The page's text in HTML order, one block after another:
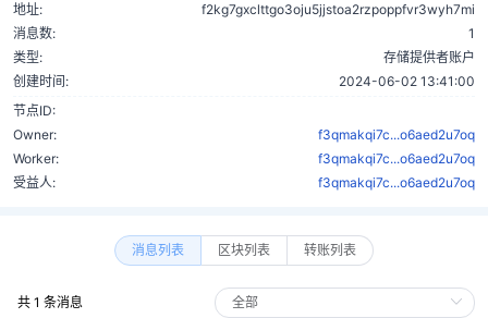
地址:
f2kg7gxclttgo3oju5jjstoa2rzpoppfvr3wyh7mi
消息数:
1
类型:
存储提供者账户
创建时间:
2024-06-02 13:41:00
节点ID:
Owner:
f3qmakqi7c...o6aed2u7oq
Worker:
f3qmakqi7c...o6aed2u7oq
受益人:
f3qmakqi7c...o6aed2u7oq
消息列表 区块列表 转账列表
共 1 条消息